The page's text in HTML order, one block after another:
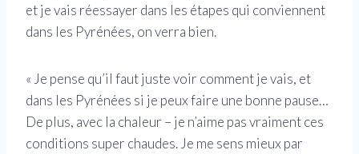
et je vais réessayer dans les étapes qui conviennent
dans les Pyrénées, on verra bien.
« Je pense qu’il faut juste voir comment je vais, et
dans les Pyrénées si je peux faire une bonne pause…
De plus, avec la chaleur – je n’aime pas vraiment ces
conditions super chaudes. Je me sens mieux par